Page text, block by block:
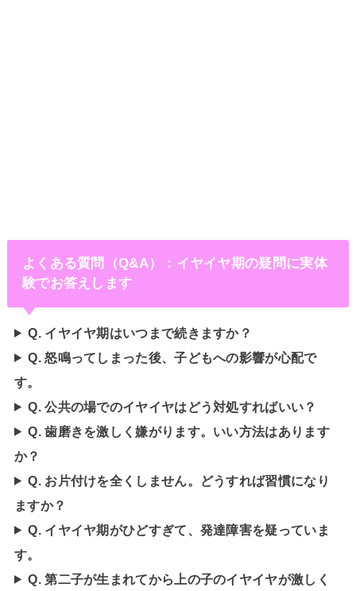
よくある質問（Q&A）：イヤイヤ期の疑問に実体
験でお答えします
Q. イヤイヤ期はいつまで続きますか？
Q. 怒鳴ってしまった後、子どもへの影響が心配で
す。
Q. 公共の場でのイヤイヤはどう対処すればいい？
Q. 歯磨きを激しく嫌がります。いい方法はあります
か？
Q. お片付けを全くしません。どうすれば習慣になり
ますか？
Q. イヤイヤ期がひどすぎて、発達障害を疑っていま
す。
Q. 第二子が生まれてから上の子のイヤイヤが激しく